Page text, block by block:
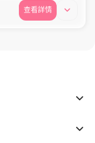
查看詳情